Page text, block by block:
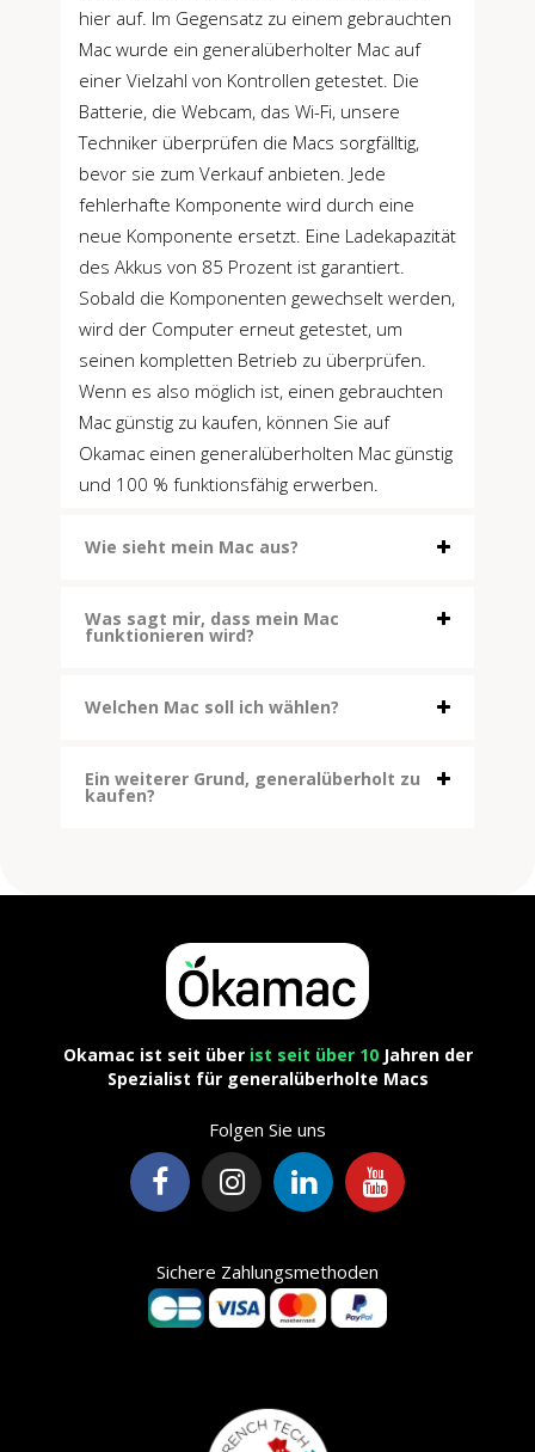
hier auf. Im Gegensatz zu einem gebrauchten
Mac wurde ein generalüberholter Mac auf
einer Vielzahl von Kontrollen getestet. Die
Batterie, die Webcam, das Wi-Fi, unsere
Techniker überprüfen die Macs sorgfälltig,
bevor sie zum Verkauf anbieten. Jede
fehlerhafte Komponente wird durch eine
neue Komponente ersetzt. Eine Ladekapazität
des Akkus von 85 Prozent ist garantiert.
Sobald die Komponenten gewechselt werden,
wird der Computer erneut getestet, um
seinen kompletten Betrieb zu überprüfen.
Wenn es also möglich ist, einen gebrauchten
Mac günstig zu kaufen, können Sie auf
Okamac einen generalüberholten Mac günstig
und 100 % funktionsfähig erwerben.
Wie sieht mein Mac aus?
Was sagt mir, dass mein Mac
funktionieren wird?
Welchen Mac soll ich wählen?
Ein weiterer Grund, generalüberholt zu
kaufen?
Okamac ist seit über ist seit über 10 Jahren der
Spezialist für generalüberholte Macs
Folgen Sie uns
Sichere Zahlungsmethoden